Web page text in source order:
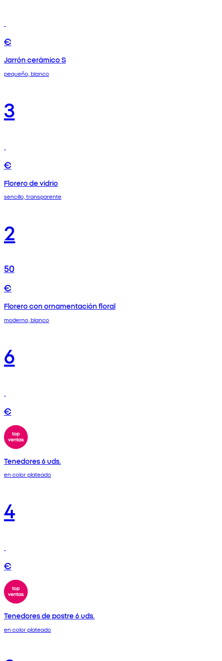
€
Jarrón cerámico S
pequeño, blanco
3
€
Florero de vidrio
sencillo, transparente
2
50
€
Florero con ornamentación floral
moderno, blanco
6
€
Tenedores 6 uds.
en color plateado
4
€
Tenedores de postre 6 uds.
en color plateado